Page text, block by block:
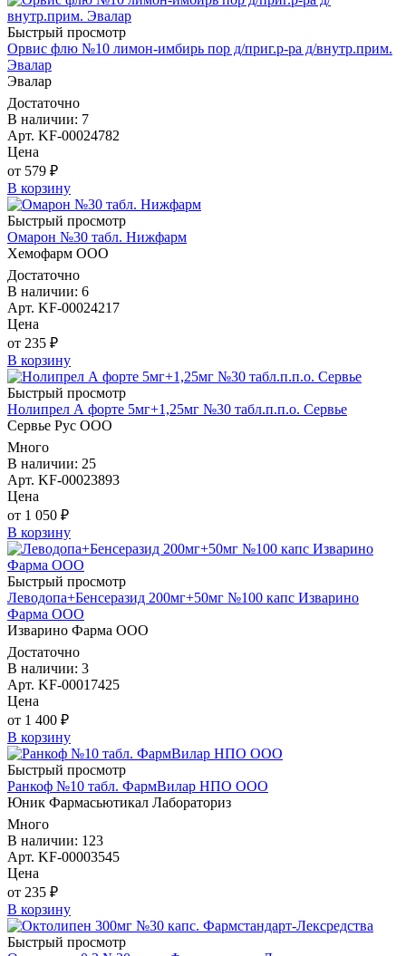
Быстрый просмотр
Орвис флю №10 лимон-имбирь пор д/приг.р-ра д/внутр.прим.
Эвалар
Эвалар
Достаточно
В наличии: 7
Арт. KF-00024782
Цена
от 579 ₽
В корзину
Быстрый просмотр
Омарон №30 табл. Нижфарм
Хемофарм ООО
Достаточно
В наличии: 6
Арт. KF-00024217
Цена
от 235 ₽
В корзину
Быстрый просмотр
Нолипрел А форте 5мг+1,25мг №30 табл.п.п.о. Сервье
Сервье Рус ООО
Много
В наличии: 25
Арт. KF-00023893
Цена
от 1 050 ₽
В корзину
Быстрый просмотр
Леводопа+Бенсеразид 200мг+50мг №100 капс Изварино
Фарма ООО
Изварино Фарма ООО
Достаточно
В наличии: 3
Арт. KF-00017425
Цена
от 1 400 ₽
В корзину
Быстрый просмотр
Ранкоф №10 табл. ФармВилар НПО ООО
Юник Фармасьютикал Лабораториз
Много
В наличии: 123
Арт. KF-00003545
Цена
от 235 ₽
В корзину
Быстрый просмотр